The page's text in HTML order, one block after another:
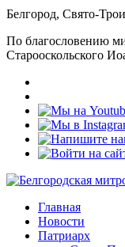
Белгород, Свято-
По благословению
Старооскольского
Главная
Новости
Патриарх